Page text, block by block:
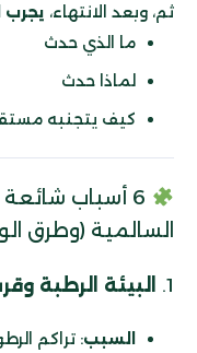
ثم، وبعد الانتهاء، يجرب
ما الذي حدث
لماذا حدث
كيف يتجنبه
6 أسباب
السالمية (وطرق
1. البيئة الرطبة
السبب: تراكم